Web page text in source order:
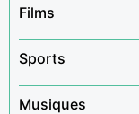
Films
Sports
Musiques